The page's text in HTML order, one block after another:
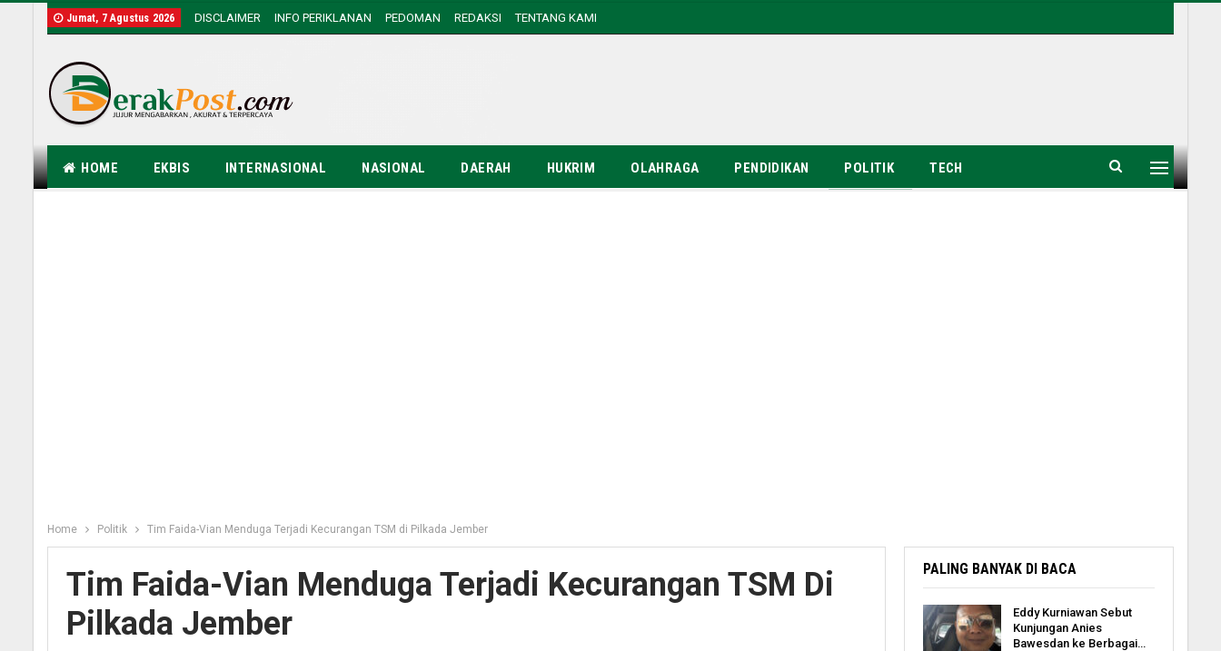
Jumat, 7 Agustus 2026 DISCLAIMER INFO PERIKLANAN PEDOMAN REDAKSI TENTANG KAMI
HOME EKBIS INTERNASIONAL NASIONAL DAERAH HUKRIM OLAHRAGA PENDIDIKAN POLITIK TECH
Home Politik Tim Faida-Vian Menduga Terjadi Kecurangan TSM di Pilkada Jember
Tim Faida-Vian Menduga Terjadi Kecurangan TSM Di
Pilkada Jember
PALING BANYAK DI BACA
Eddy Kurniawan Sebut
Kunjungan Anies
Bawesdan ke Berbagai…